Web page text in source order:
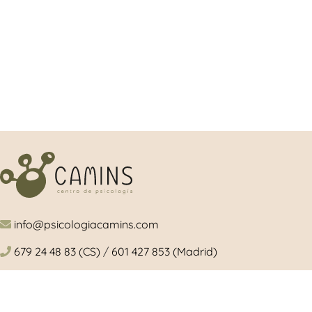
info@psicologiacamins.com
679 24 48 83 (CS) / 601 427 853 (Madrid)